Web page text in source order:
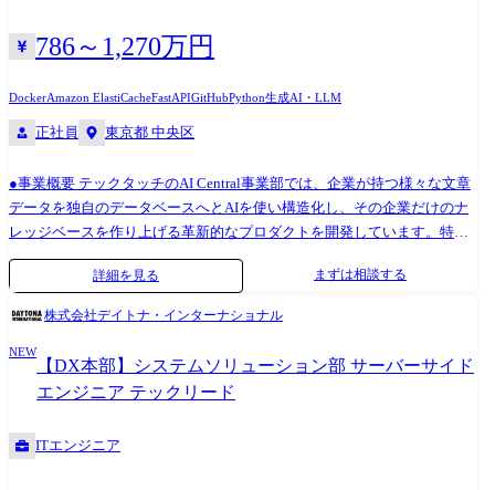
グ:Elasticsearch、Kibana ・CI/CD:Jenkins,
CodePipeline/CodeBuild/CodeDeploy ・バージョン管理:Git (Bitbucket) ・
ル:Swagger、Storybook ・開発手法:アジャイル、スクラム、ウォーター
フォール 開発実績 エスキュービズムグループでは過去1000社以上の導入
えています. 実績例 ・某大手不動産会社のテナント企業向け会員制施
設・サービスの予約、決済システムの開発・リリース ・某大手商業施設
でのRFIDの商用化プロジェクト ・EC売上だけで100億をこえるお客様か
らの、カートイン2,000回/秒を超える大規模ECサイト構築 ・空港での海
外用Wi-Fiルーターピックアップ用IoTロッカー ・某大手小売チェーンの
cubism.com/)からご確認ください.
786～1,270万円
DockerAmazon ElastiCacheFastAPIGitHubPython生成AI・LLM
正社員 東京都 中央区
●事業概要 テックタッチのAI Central事業部では、企業が持つ様々な文章
データを独自のデータベースへとAIを使い構造化し、その企業だけのナ
レッジベースを作り上げる革新的なプロダクトを開発しています。特に
定性データを感情や要望を含めた分析可能な形に変換する技術や、業
界・企業特有の文脈を理解した分析が可能な点が特徴的です。 また、蓄
積されたデータをもとにAIがディスカッションパートナーとなり、製品
価されているポイントです。 テックタッチは「すべてのユーザーがシス
テムを使いこなせる世界に」をミッションに掲げ、生成AIを活用した新
規事業の立ち上げを行なっています。AIの活用は企業の経営として今後
大企業ではAIの活用は待ったなしの状況となっています。 AI Central事業
詳細を見る まずは相談する
株式会社デイトナ・インターナショナル
NEW
【DX本部】システムソリューション部 サーバーサイド
エンジニア テックリード
ITエンジニア